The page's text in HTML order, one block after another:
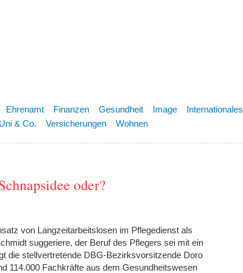
Ehrenamt Finanzen Gesundheit Image Internationales
Uni & Co. Versicherungen Wohnen
oder?
von Langzeitarbeitslosen im Pflegedienst als
suggeriere, der Beruf des Pflegers sei mit ein
die stellvertretende DBG-Bezirksvorsitzende Doro
114.000 Fachkräfte aus dem Gesundheitswesen